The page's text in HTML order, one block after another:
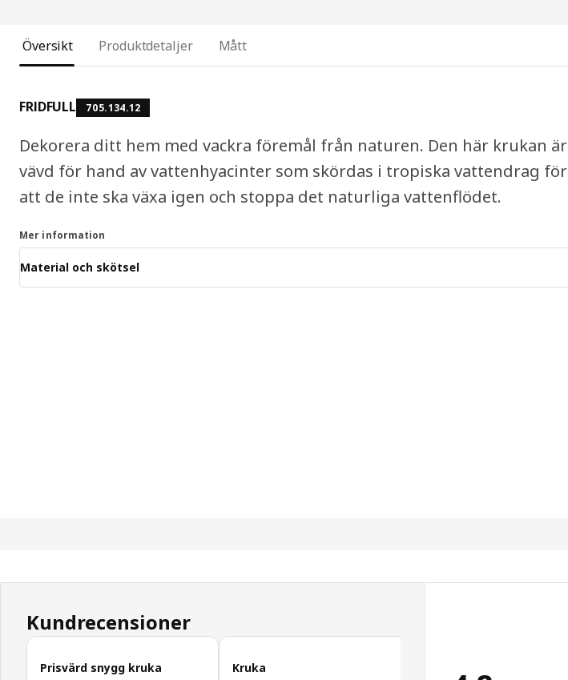
Översikt Produktdetaljer Mått
FRIDFULL 705.134.12
Dekorera ditt hem med vackra föremål från naturen. Den här krukan är
vävd för hand av vattenhyacinter som skördas i tropiska vattendrag för
att de inte ska växa igen och stoppa det naturliga vattenflödet.
Mer information
Material och skötsel
Kundrecensioner
Hoppa över kundrecensioner
Prisvärd snygg kruka
Kruka